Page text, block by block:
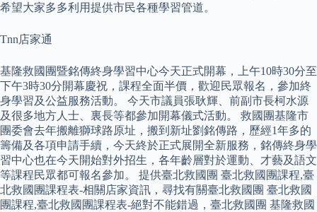
希望大家多多利用提供市民各種學習管道。
Tnn店家通
基隆救國團暨銘傳終身學習中心今天正式開幕，上午10時30分至
下午3時30分開幕慶祝，課程全面半價，歡迎民眾報名，參加終
身學習及公益服務活動。 今天市議員張耿輝、前副市長柯水源
及很多地方人士、裏長等都參加開幕儀式活動。 救國團基隆市
團委會去年搬離獅球路原址，搬到新址劉銘傳路，歷經1年多的
籌備及各項申請手續，今天終於正式展開全新服務，銘傳終身學
習中心也在今天開始對外招生，各年齡層對於運動、才藝及語文
等課程民眾都可報名參加。 提供臺北救國團 臺北救國團課程,臺
北救國團課程表-相關店家資訊，尋找有關臺北救國團 臺北救國
團課程,臺北救國團課程表-絕對不能錯過，臺北救國團 基隆救國